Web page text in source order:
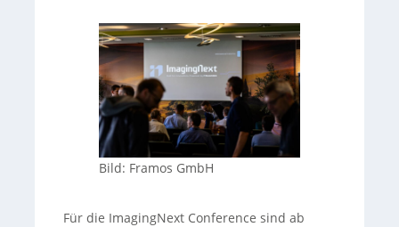
Bild: Framos GmbH
Für die ImagingNext Conference sind ab